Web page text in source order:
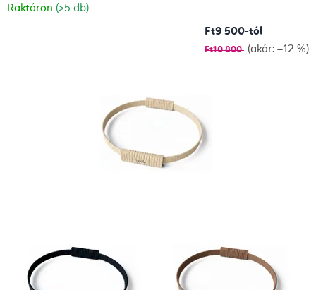
r
Raktáron (>5 db)
Ft9 500-tól
Ft10 800 (akár: –12 %)